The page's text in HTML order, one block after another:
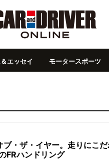
エッセイ モータースポーツ
・ザ・イヤー。走りにこ
FRハンドリング